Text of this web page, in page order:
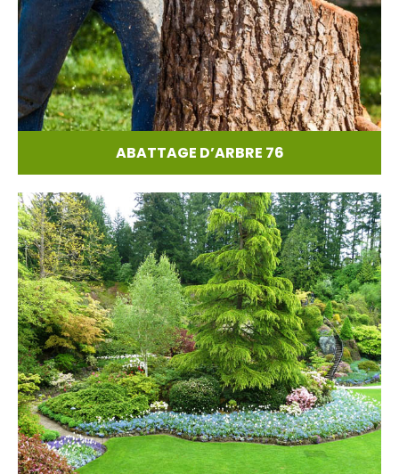
ABATTAGE D’ARBRE 76